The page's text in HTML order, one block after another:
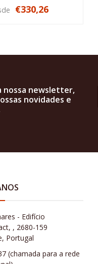
OPCIONES
€330,26
nossa newsletter,
novidades e
- Edifício
, 2680-159
Portugal
(​chamada para a rede